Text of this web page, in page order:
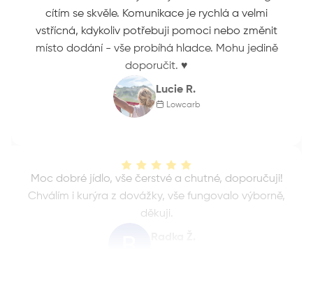
cítím se skvěle. Komunikace je rychlá a velmi
vstřícná, kdykoliv potřebuji pomoci nebo změnit
místo dodání - vše probíhá hladce. Mohu jedině
doporučit. ♥️
Lucie R.
Lowcarb
Moc dobré jídlo, vše čerstvé a chutné, doporučuji!
Chválím i kurýra z dovážky, vše fungovalo výborně,
děkuji.